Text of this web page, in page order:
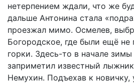
нетерпением ждали, что же
дальше Антонина стала
проезжал мимо. Осмелев,
Богородское, где были ещё
горки. Здесь-то в начале зимы
заприметил известный
Немухин. Подъехав к новичку,